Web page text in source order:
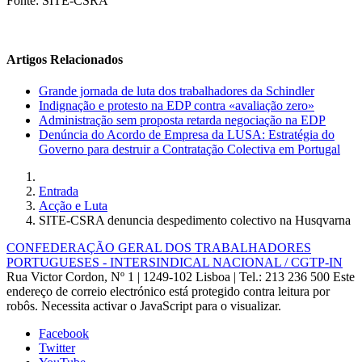
Artigos Relacionados
Grande jornada de luta dos trabalhadores da Schindler
Indignação e protesto na EDP contra «avaliação zero»
Administração sem proposta retarda negociação na EDP
Denúncia do Acordo de Empresa da LUSA: Estratégia do
Governo para destruir a Contratação Colectiva em Portugal
Entrada
Acção e Luta
SITE-CSRA denuncia despedimento colectivo na Husqvarna
CONFEDERAÇÃO GERAL DOS TRABALHADORES
PORTUGUESES - INTERSINDICAL NACIONAL / CGTP-IN
Rua Victor Cordon, Nº 1 | 1249-102 Lisboa | Tel.: 213 236 500 Este
endereço de correio electrónico está protegido contra leitura por
robôs. Necessita activar o JavaScript para o visualizar.
Facebook
Twitter